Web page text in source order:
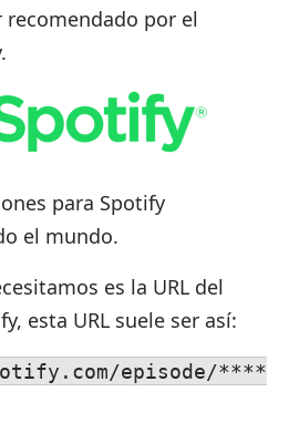
por el
para Spotify
el mundo.
es la URL del
esta URL suele ser así:
episode/****